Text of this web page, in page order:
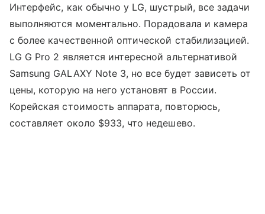
Интерфейс, как обычно у LG, шустрый, все задачи
выполняются моментально. Порадовала и камера
с более качественной оптической стабилизацией.
LG G Pro 2 является интересной альтернативой
Samsung GALAXY Note 3, но все будет зависеть от
цены, которую на него установят в России.
Корейская стоимость аппарата, повторюсь,
составляет около $933, что недешево.